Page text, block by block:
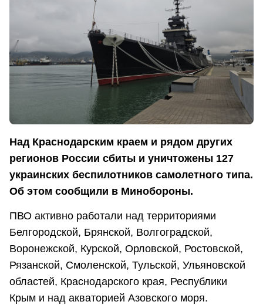
Над Краснодарским краем и рядом других
регионов России сбиты и уничтожены 127
украинских беспилотников самолетного типа.
Об этом сообщили в Минобороны.
ПВО активно работали над территориями
Белгородской, Брянской, Волгоградской,
Воронежской, Курской, Орловской, Ростовской,
Рязанской, Смоленской, Тульской, Ульяновской
областей, Краснодарского края, Республики
Крым и над акваторией Азовского моря.